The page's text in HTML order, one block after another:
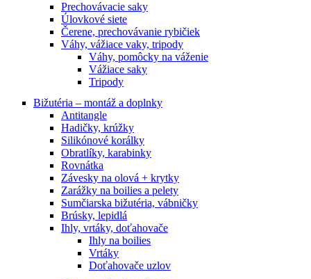
Prechovávacie saky
Úlovkové siete
Čerene, prechovávanie rybičiek
Váhy, vážiace vaky, tripody
Váhy, pomôcky na váženie
Vážiace saky
Tripody
Bižutéria – montáž a doplnky
Antitangle
Hadičky, krúžky
Silikónové korálky
Obratlíky, karabinky
Rovnátka
Závesky na olová + krytky
Zarážky na boilies a pelety
Sumčiarska bižutéria, vábničky
Brúsky, lepidlá
Ihly, vrtáky, doťahovače
Ihly na boilies
Vrtáky
Doťahovače uzlov